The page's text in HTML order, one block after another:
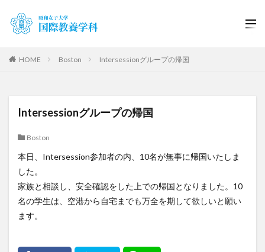
HOME Boston Intersessionグループの帰国
Intersessionグループの帰国
Boston
本日、Intersession参加者の内、10名が無事に帰国いたしま
した。
家族と相談し、安全確認をした上での帰国となりました。10
名の学生は、空港から自宅までも万全を期して欲しいと願い
ます。